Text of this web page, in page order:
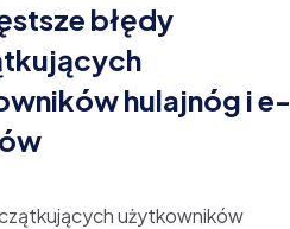
błędy
hulajnóg i e-
użytkowników